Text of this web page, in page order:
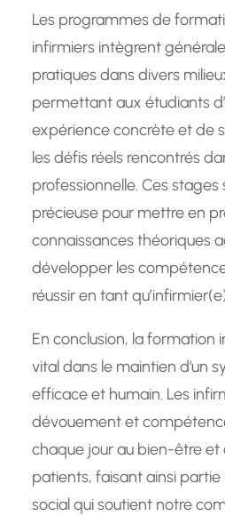
Les programmes de
infirmiers intègrent
pratiques dans divers
permettant aux étudiants
expérience concrète et de
les défis réels rencontrés
professionnelle. Ces
précieuse pour mettre en
connaissances théoriques
développer les
réussir en tant
En conclusion, la formation
vital dans le maintien d’un
efficace et humain. Les
dévouement et
chaque jour au bien-être et
patients, faisant ainsi
social qui soutient notre